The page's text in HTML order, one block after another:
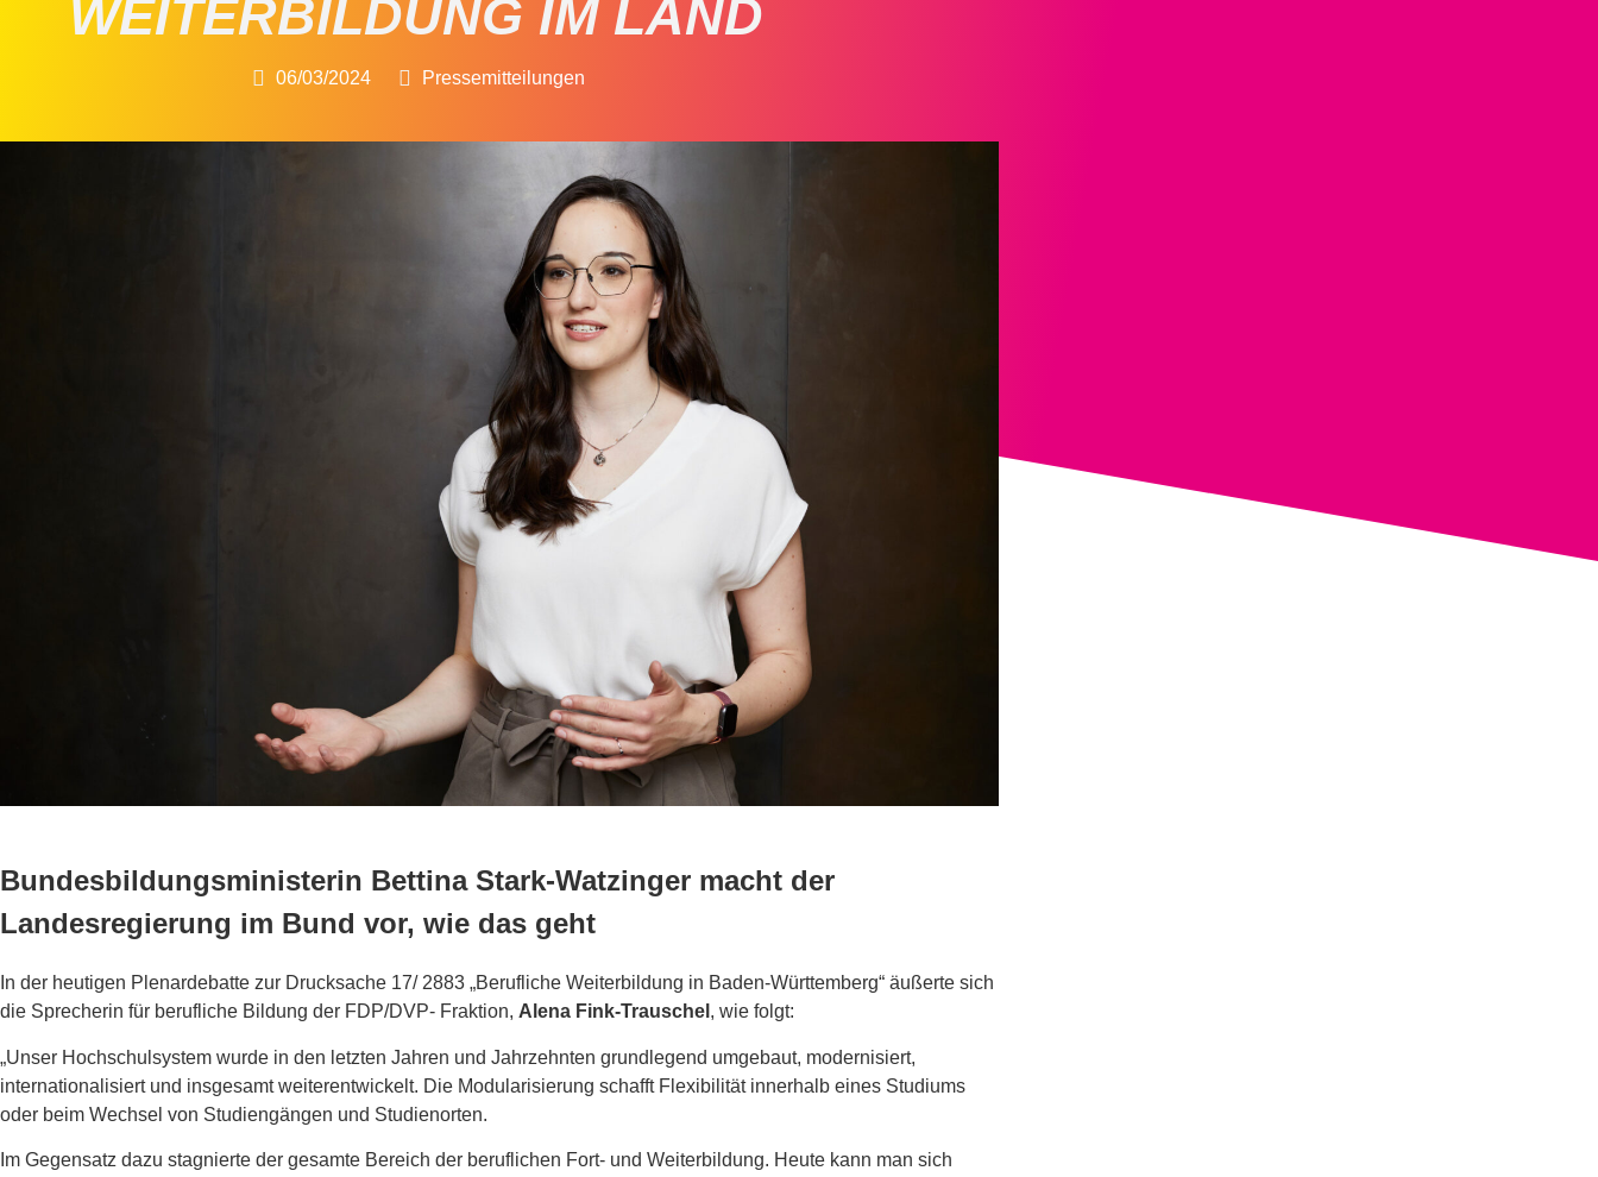
WEITERBILDUNG IM LAND
06/03/2024 Pressemitteilungen
Bundesbildungsministerin Bettina Stark-Watzinger macht der
Landesregierung im Bund vor, wie das geht
In der heutigen Plenardebatte zur Drucksache 17/ 2883 „Berufliche Weiterbildung in Baden-Württemberg“ äußerte sich
die Sprecherin für berufliche Bildung der FDP/DVP- Fraktion, Alena Fink-Trauschel , wie folgt:
„Unser Hochschulsystem wurde in den letzten Jahren und Jahrzehnten grundlegend umgebaut, modernisiert,
internationalisiert und insgesamt weiterentwickelt. Die Modularisierung schafft Flexibilität innerhalb eines Studiums
oder beim Wechsel von Studiengängen und Studienorten.
Im Gegensatz dazu stagnierte der gesamte Bereich der beruflichen Fort- und Weiterbildung. Heute kann man sich